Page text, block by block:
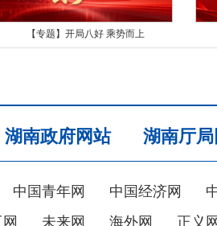
【专题】开局八好 乘势而上
湖南政府网站 湖南厅
中国青年网 中国经济网
未来网 海外网 正义网